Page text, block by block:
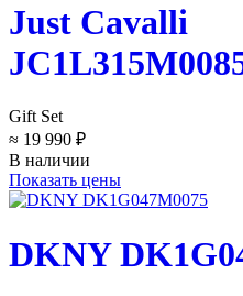
Just Cavalli
Gift Set
≈ 19 990 ₽
В наличии
Показать цены
DKNY